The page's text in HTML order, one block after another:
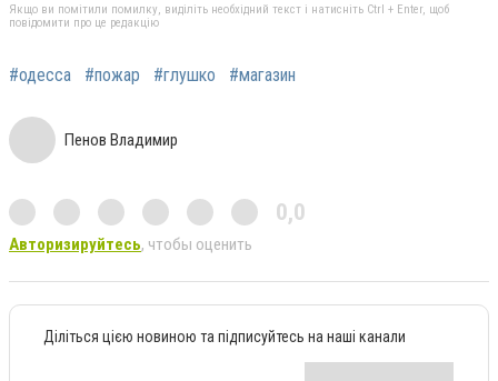
Якщо ви помітили помилку, виділіть необхідний текст і натисніть Ctrl + Enter, щоб
повідомити про це редакцію
#одесса #пожар #глушко #магазин
Пенов Владимир
0,0
Авторизируйтесь, чтобы оценить
Діліться цією новиною та підписуйтесь на наші канали